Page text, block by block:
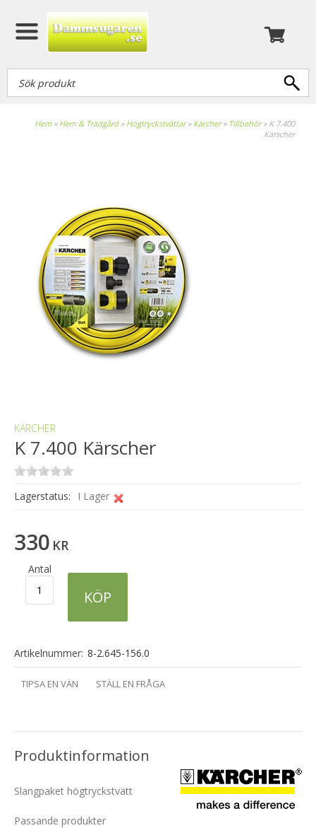
Hem» Hem & Trädgård» Högtryckstvättar» Kärcher» Tillbehör» K 7.400
Kärscher
KÄRCHER
K 7.400 Kärscher
Lagerstatus: I Lager
330 KR
Antal
KÖP
Artikelnummer: 8-2.645-156.0
TIPSA EN VÄN STÄLL EN FRÅGA
Produktinformation
Slangpaket högtryckstvätt
Passande produkter